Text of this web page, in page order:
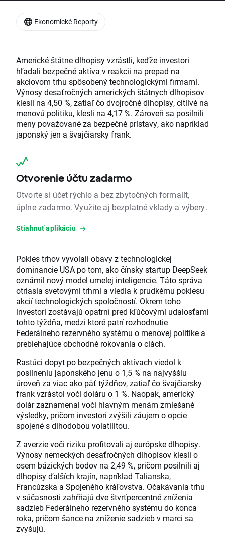
Americké štátne dlhopisy vzrástli, keďže investori
hľadali bezpečné aktíva v reakcii na prepad na
akciovom trhu spôsobený technologickými firmami.
Výnosy desaťročných amerických štátnych dlhopisov
klesli na 4,50 %, zatiaľ čo dvojročné dlhopisy, citlivé na
menovú politiku, klesli na 4,17 %. Zároveň sa posilnili
meny považované za bezpečné prístavy, ako napríklad
japonský jen a švajčiarsky frank.
Otvorenie účtu zadarmo
Otvorte si účet rýchlo a bez zbytočných formalít,
úplne zadarmo. Využite aj bezplatné vklady a výbery.
Stiahnuť aplikáciu
Pokles trhov vyvolali obavy z technologickej
dominancie USA po tom, ako čínsky startup DeepSeek
oznámil nový model umelej inteligencie. Táto správa
otriasla svetovými trhmi a viedla k prudkému poklesu
akcií technologických spoločností. Okrem toho
investori zostávajú opatrní pred kľúčovými udalosťami
tohto týždňa, medzi ktoré patrí rozhodnutie
Federálneho rezervného systému o menovej politike a
prebiehajúce obchodné rokovania o clách.
Rastúci dopyt po bezpečných aktívach viedol k
posilneniu japonského jenu o 1,5 % na najvyššiu
úroveň za viac ako päť týždňov, zatiaľ čo švajčiarsky
frank vzrástol voči doláru o 1 %. Naopak, americký
dolár zaznamenal voči hlavným menám zmiešané
výsledky, pričom investori zvýšili záujem o opcie
spojené s dlhodobou volatilitou.
Z averzie voči riziku profitovali aj európske dlhopisy.
Výnosy nemeckých desaťročných dlhopisov klesli o
osem bázických bodov na 2,49 %, pričom posilnili aj
dlhopisy ďalších krajín, napríklad Talianska,
Francúzska a Spojeného kráľovstva. Očakávania trhu
v súčasnosti zahŕňajú dve štvrťpercentné zníženia
sadzieb Federálneho rezervného systému do konca
roka, pričom šance na zníženie sadzieb v marci sa
zvyšujú.
Ekonomické Reporty